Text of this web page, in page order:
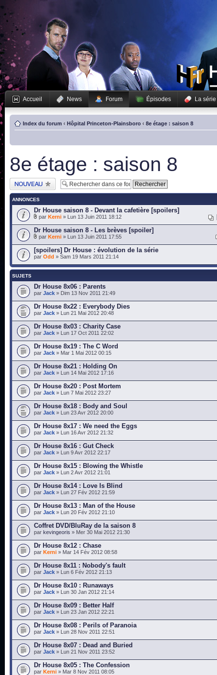
Accueil News Forum Épisodes La série
Index du forum ‹ Hôpital Princeton-Plainsboro ‹ 8e étage : saison 8
8e étage : saison 8
Publier un nouveau
sujet
ANNONCES
Dr House saison 8 - Devant la cafetière [spoilers]
par Kerni » Lun 13 Juin 2011 18:12
Dr House saison 8 - Les brèves [spoiler]
par Kerni » Lun 13 Juin 2011 17:55
[spoilers] Dr House : évolution de la série
par Odd » Sam 19 Mars 2011 21:14
SUJETS
Dr House 8x06 : Parents
par Jack » Dim 13 Nov 2011 21:49
Dr House 8x22 : Everybody Dies
par Jack » Lun 21 Mai 2012 20:48
Dr House 8x03 : Charity Case
par Jack » Lun 17 Oct 2011 22:02
Dr House 8x19 : The C Word
par Jack » Mar 1 Mai 2012 00:15
Dr House 8x21 : Holding On
par Jack » Lun 14 Mai 2012 17:16
Dr House 8x20 : Post Mortem
par Jack » Lun 7 Mai 2012 23:27
Dr House 8x18 : Body and Soul
par Jack » Lun 23 Avr 2012 20:00
Dr House 8x17 : We need the Eggs
par Jack » Lun 16 Avr 2012 21:32
Dr House 8x16 : Gut Check
par Jack » Lun 9 Avr 2012 22:17
Dr House 8x15 : Blowing the Whistle
par Jack » Lun 2 Avr 2012 21:01
Dr House 8x14 : Love Is Blind
par Jack » Lun 27 Fév 2012 21:59
Dr House 8x13 : Man of the House
par Jack » Lun 20 Fév 2012 21:10
Coffret DVD/BluRay de la saison 8
par kevingeoris » Mer 30 Mai 2012 21:30
Dr House 8x12 : Chase
par Kerni » Mar 14 Fév 2012 08:58
Dr House 8x11 : Nobody's fault
par Jack » Lun 6 Fév 2012 21:13
Dr House 8x10 : Runaways
par Jack » Lun 30 Jan 2012 21:14
Dr House 8x09 : Better Half
par Jack » Lun 23 Jan 2012 22:21
Dr House 8x08 : Perils of Paranoia
par Jack » Lun 28 Nov 2011 22:51
Dr House 8x07 : Dead and Buried
par Jack » Lun 21 Nov 2011 23:52
Dr House 8x05 : The Confession
par Kerni » Mar 8 Nov 2011 08:05